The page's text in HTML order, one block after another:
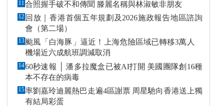
11 合照握手破不和傳聞 滕麗名稱與林淑敏非朋友
12 回放｜香港首個五年規劃及2026施政報告地區諮詢
會（第二場）
13 颱風「白海豚」逼近！上海危險區域已轉移3萬人
機場近六成航班調減取消
1460秒速報 │ 潘多拉魔盒已被AI打開 美國團隊創16種
本不存在的病毒
15率劉嘉玲迪麗熱巴走遍4區謝票 周星馳向香港送上獨
有結局彩蛋